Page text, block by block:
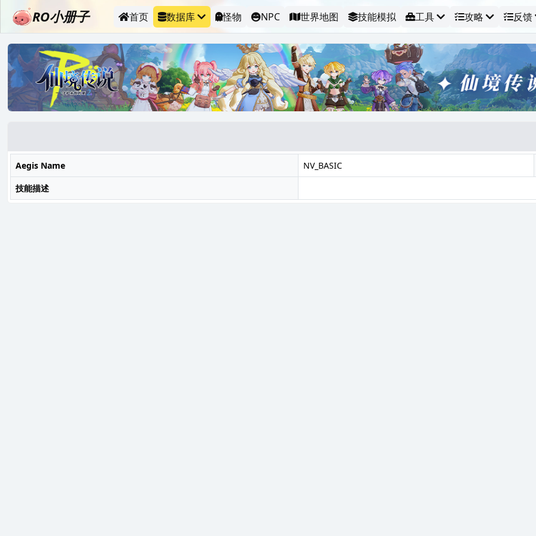
RO小册子 首页 数据库 怪物 NPC 世界地图 技能模拟 工具 攻略 反馈
Aegis Name
NV_BASIC
技能描述